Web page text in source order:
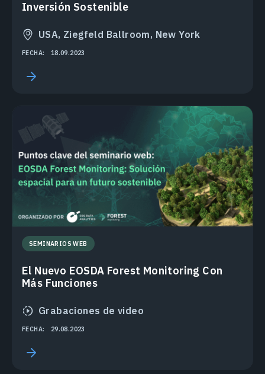
Inversión Sostenible
USA, Ziegfeld Ballroom, New York
FECHA: 18.09.2023
SEMINARIOS WEB
El Nuevo EOSDA Forest Monitoring Con
Más Funciones
Grabaciones de video
FECHA: 29.08.2023